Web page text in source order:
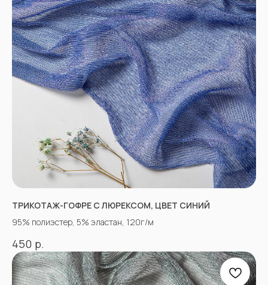
ТРИКОТАЖ-ГОФРЕ С ЛЮРЕКСОМ, ЦВЕТ СИНИЙ
95% полиэстер, 5% эластан, 120г/м
450 р.
Отправить
Согласен сПолитикой конфиденциальности
КОНТАКТЫ
Оптово-розничные точки продаж:
АДРЕСА МАГАЗИНОВ